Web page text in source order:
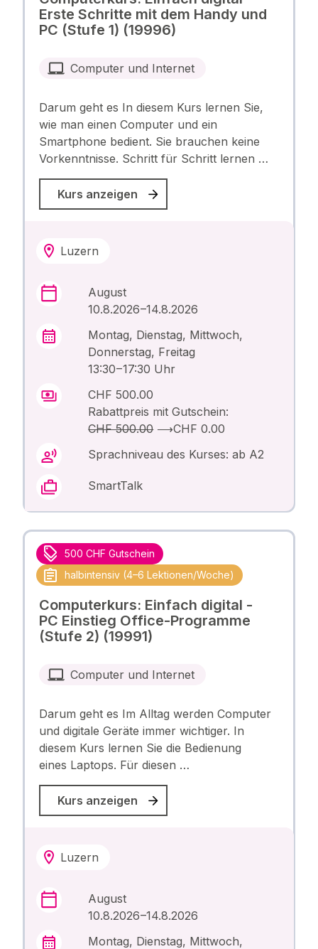
Erste Schritte mit dem Handy und
PC (Stufe 1) (19996)
Computer und Internet
Darum geht es In diesem Kurs lernen Sie,
wie man einen Computer und ein
Smartphone bedient. Sie brauchen keine
Vorkenntnisse. Schritt für Schritt lernen …
Kurs anzeigen
Luzern
August
10.8.2026 –14.8.2026
Montag, Dienstag, Mittwoch,
Donnerstag, Freitag
13:30 – 17:30 Uhr
CHF 500.00
Rabattpreis mit Gutschein:
CHF 500.00⟶CHF 0.00
Sprachniveau des Kurses: ab A2
SmartTalk
500 CHF Gutschein
halbintensiv (4–6 Lektionen/Woche)
Computerkurs: Einfach digital -
PC Einstieg Office-Programme
(Stufe 2) (19991)
Computer und Internet
Darum geht es Im Alltag werden Computer
und digitale Geräte immer wichtiger. In
diesem Kurs lernen Sie die Bedienung
eines Laptops. Für diesen …
Kurs anzeigen
Luzern
August
10.8.2026 –14.8.2026
Montag, Dienstag, Mittwoch,